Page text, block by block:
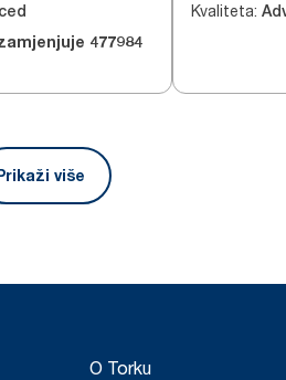
477984
Kvaliteta:
više
O Torku